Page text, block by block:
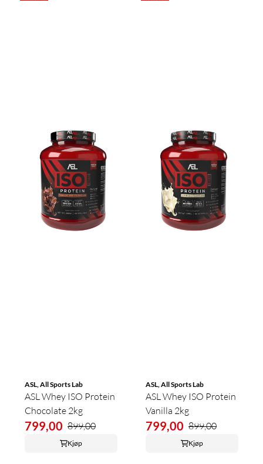
ASL, All Sports Lab
ASL Whey ISO Protein
Chocolate 2kg
799,00 899,00
Kjøp
ASL, All Sports Lab
ASL Whey ISO Protein
Vanilla 2kg
799,00 899,00
Kjøp